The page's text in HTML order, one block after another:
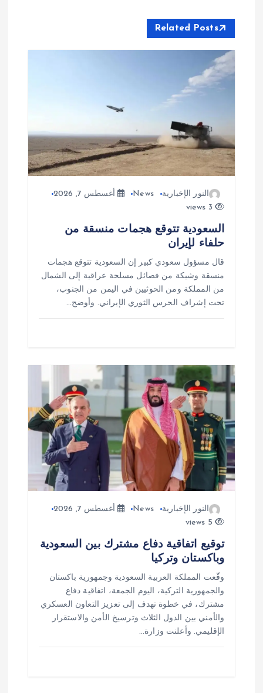
ق
ت
Related Posts
النور الإخبارية News
أغسطس 7, 2026
3 views
السعودية تتوقع هجمات منسقة من
حلفاء لإيران
قال مسؤول سعودي كبير إن السعودية تتوقع هجمات
منسقة وشيكة من فصائل مسلحة عراقية إلى الشمال
من المملكة ومن الحوثيين في اليمن من الجنوب،
تحت إشراف الحرس الثوري الإيراني. وأوضح…
النور الإخبارية News
أغسطس 7, 2026
5 views
توقيع اتفاقية دفاع مشترك بين السعودية
وباكستان وتركيا
وقّعت المملكة العربية السعودية وجمهورية باكستان
والجمهورية التركية، اليوم الجمعة، اتفاقية دفاع
مشترك، في خطوة تهدف إلى تعزيز التعاون العسكري
والأمني بين الدول الثلاث وترسيخ الأمن والاستقرار
الإقليمي. وأعلنت وزارة…